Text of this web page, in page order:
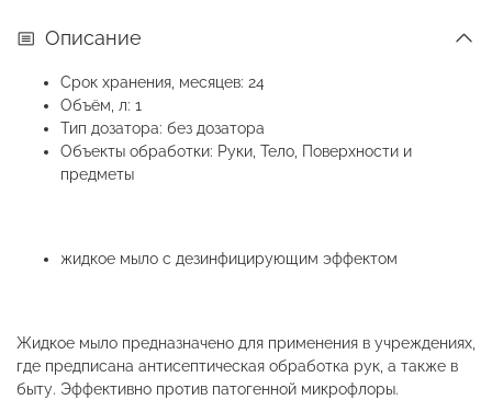
Описание
Срок хранения, месяцев: 24
Объём, л: 1
Тип дозатора: без дозатора
Объекты обработки: Руки, Тело, Поверхности и
предметы
жидкое мыло с дезинфицирующим эффектом
Жидкое мыло предназначено для применения в учреждениях,
где предписана антисептическая обработка рук, а также в
быту. Эффективно против патогенной микрофлоры.